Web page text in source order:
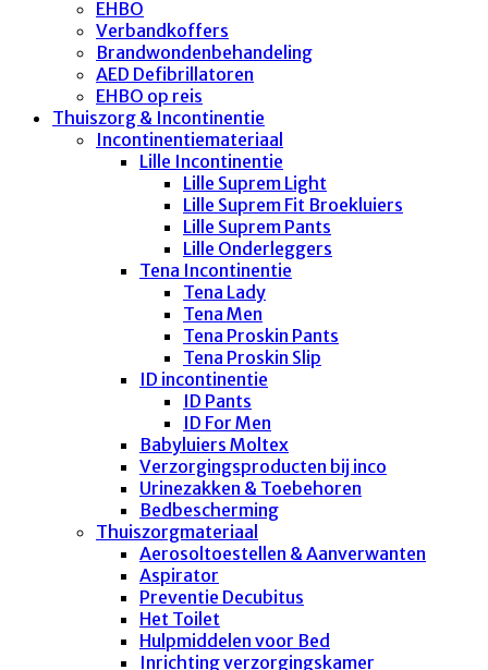
EHBO
Verbandkoffers
Brandwondenbehandeling
AED Defibrillatoren
EHBO op reis
Thuiszorg & Incontinentie
Incontinentiemateriaal
Lille Incontinentie
Lille Suprem Light
Lille Suprem Fit Broekluiers
Lille Suprem Pants
Lille Onderleggers
Tena Incontinentie
Tena Lady
Tena Men
Tena Proskin Pants
Tena Proskin Slip
ID incontinentie
ID Pants
ID For Men
Babyluiers Moltex
Verzorgingsproducten bij inco
Urinezakken & Toebehoren
Bedbescherming
Thuiszorgmateriaal
Aerosoltoestellen & Aanverwanten
Aspirator
Preventie Decubitus
Het Toilet
Hulpmiddelen voor Bed
Inrichting verzorgingskamer